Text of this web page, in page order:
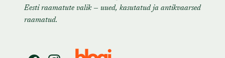
Eesti raamatute valik — uued, kasutatud ja antikvaarsed
raamatud.